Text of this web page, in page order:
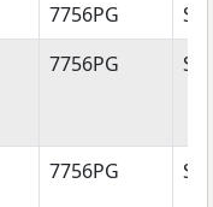
7756PG
7756PG
7756PG